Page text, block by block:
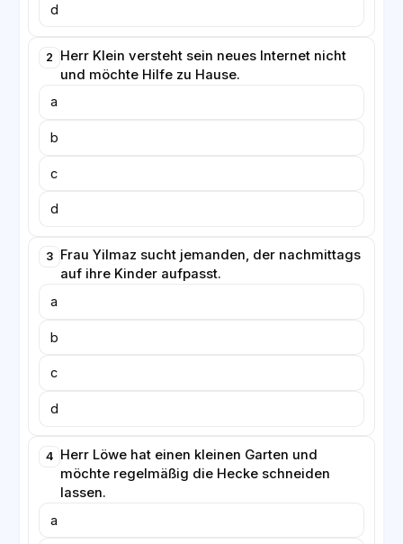
d
2
Herr Klein versteht sein neues Internet nicht
und möchte Hilfe zu Hause.
a
b
c
d
3 Frau Yilmaz sucht jemanden, der nachmittags
auf ihre Kinder aufpasst.
a
b
c
d
4 Herr Löwe hat einen kleinen Garten und
möchte regelmäßig die Hecke schneiden
lassen.
a